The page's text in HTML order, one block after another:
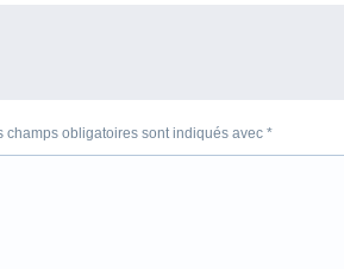
champs obligatoires sont indiqués avec *